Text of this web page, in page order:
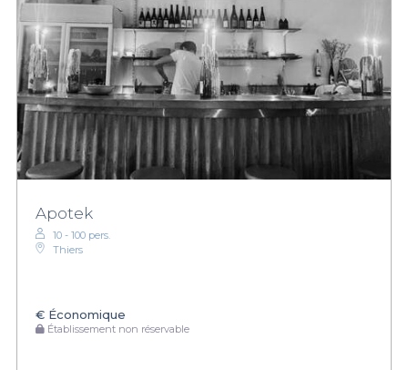
Apotek
10 - 100 pers.
Thiers
€ Économique
Établissement non réservable